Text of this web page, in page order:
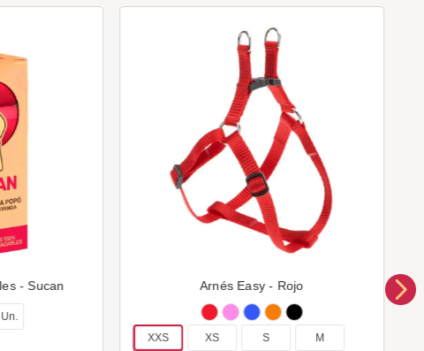
- Sucan Arnés Easy - Rojo
XXS XS S M